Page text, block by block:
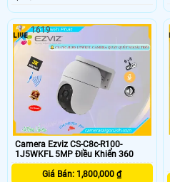
Camera Ezviz CS-C8c-R100-
1J5WKFL 5MP Điều Khiển 360
Giá Bán: 1,800,000 ₫
1619